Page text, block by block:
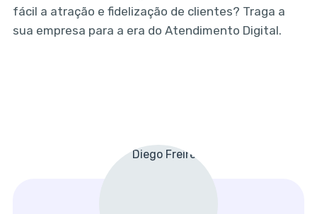
fácil a atração e fidelização de clientes? Traga a
sua empresa para a era do Atendimento Digital.